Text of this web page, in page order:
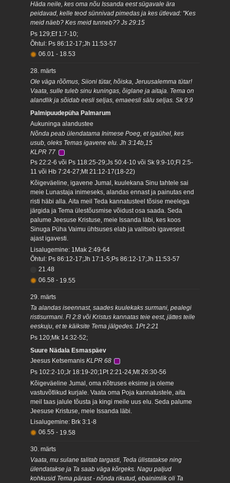
Häda neile, kes oma nõu Issanda eest sügavale ära
peidavad, kelle teod sünnivad pimedas ja kes ütlevad: "Kes
meid näeb? Kes meid tunneb?? Js 29:15
Ps 129;Ef 1:7-10;
Õhtul: Ps 86:12-17;Jh 11:53-57
06.01 - 18.53
28. märts
Ole väga rõõmus, Siioni tütar, hõiska, Jeruusalemma tütar!
Vaata, sulle tuleb sinu kuningas, õiglane ja aitaja. Tema on
alandlik ja sõidab eesli seljas, emaeesli sälu seljas. Sk 9:9
Palmipuudepüha Palmarum
Aukuninga alandustee
Nõnda peab ülendatama Inimese Poeg, et igaühel, kes
usub, oleks Temas igavene elu. Jh 3:14b,15
KLPR 77
Ps 22:2-6 või Ps 118:25-29;Js 50:4-10 või Sk 9:9-10;Fl 2:5-
11 või Hb 7:24-27;Mt 21:12-17(18-22)
Kõigeväeline, igavene Jumal, kuulekana Sinu tahtele sai
meie Lunastaja inimeseks, alandas ennast ja painutas end
risti häbi alla. Aita meil Teda kannatusteel tõsise meelega
järgida ja Tema ülestõusmise võidust osa saada. Seda
palume Jeesuse Kristuse, meie Issanda läbi, kes koos
Sinuga Püha Vaimu ühtsuses elab ja valitseb igavesest
ajast igavesti.
Lisalugemine: 1Mak 2:49-64
Õhtul: Ps 86:12-17;Jh 17:1-5;Ps 86:12-17;Jh 11:53-57
21.48
06.58 - 19.55
29. märts
Ta alandas iseennast, saades kuulekaks surmani, pealegi
ristisurmani. Fl 2:8 või Kristus kannatas teie eest, jättes teile
eeskuju, et te käiksite Tema jälgedes. 1Pt 2:21
Ps 120;Mk 14:32-52;
Suure Nädala Esmaspäev
Jeesus Ketsemanis KLPR 68
Ps 102:2-10;Jr 18:19-20;1Pt 2:21-24;Mt 26:30-56
Kõigeväeline Jumal, oma nõtruses eksime ja oleme
vastuvõtlikud kurjale. Vaata oma Poja kannatustele, aita
meil taas jalule tõusta ja kingi meile uus elu. Seda palume
Jeesuse Kristuse, meie Issanda läbi.
Lisalugemine: Brk 3:1-8
06.55 - 19.58
30. märts
Vaata, mu sulane talitab targasti, Teda ülistatakse ning
ülendatakse ja Ta saab väga kõrgeks. Nagu paljud
kohkusid Tema pärast - nõnda rikutud, ebainimlik oli Ta